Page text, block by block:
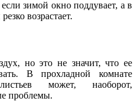
зимой окно поддувает, а в
возрастает.
но это не значит, что ее
В прохладной комнате
может, наоборот,
проблемы.